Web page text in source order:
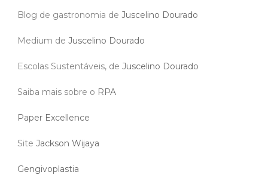
Blog de gastronomia de Juscelino Dourado
Medium de Juscelino Dourado
Escolas Sustentáveis, de Juscelino Dourado
Saiba mais sobre o RPA
Paper Excellence
Site Jackson Wijaya
Gengivoplastia